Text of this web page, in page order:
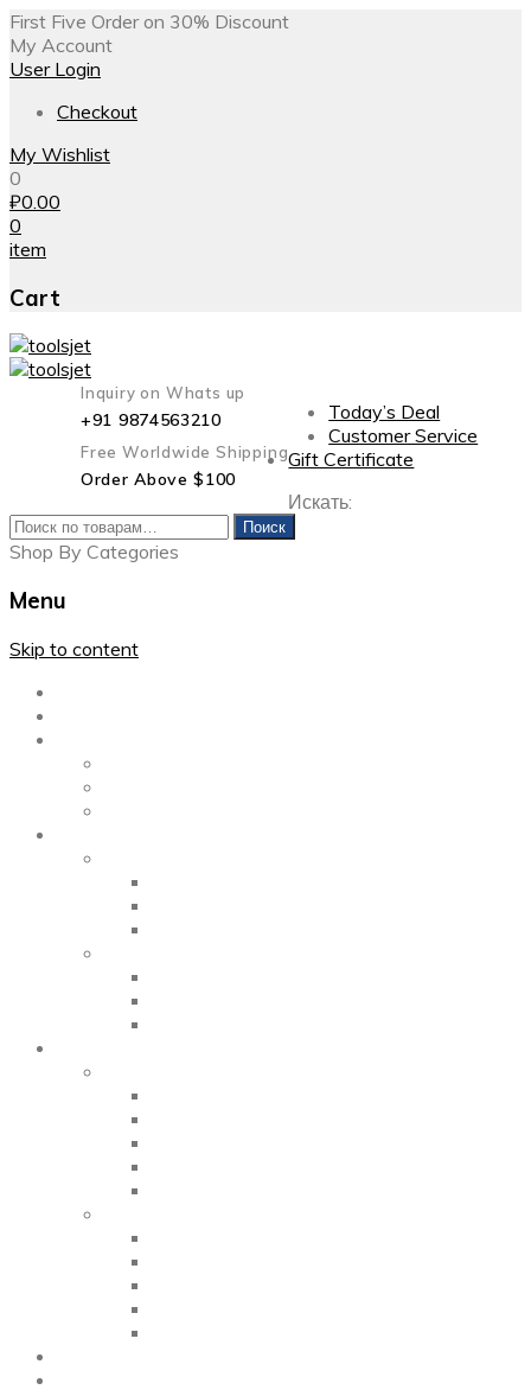
First Five Order on 30% Discount
My Account
User Login
Checkout
My Wishlist
0
₽0.00
0
item
Cart
Inquiry on Whats up
+91 9874563210
Free Worldwide Shipping
Order Above $100
Today’s Deal
Customer Service
Gift Certificate
Искать:
Поиск
Shop By Categories
Menu
Skip to content